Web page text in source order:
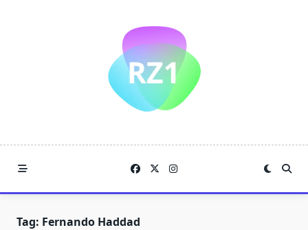
Tag: Fernando Haddad